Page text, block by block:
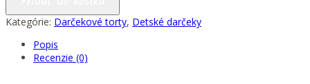
pre
dievčatko
Kategórie: Darčekové torty, Detské darčeky
Popis
Recenzie (0)